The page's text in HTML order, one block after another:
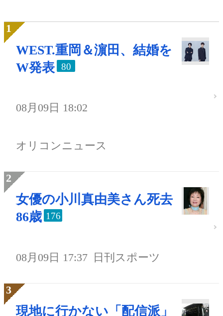
WEST.重岡＆濵田、結婚を
W発表
80
08月09日 18:02
オリコンニュース
女優の小川真由美さん死去
86歳 176
08月09日 17:37 日刊スポーツ
現地に行かない「配信派」